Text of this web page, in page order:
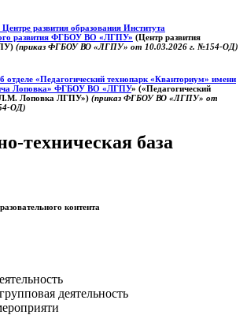
Центре развития образования Института
развития ФГБОУ ВО «ЛГПУ» (Центр развития
(приказ ФГБОУ ВО «ЛГПУ» от 10.03.2026 г. №154-ОД)
«Педагогический технопарк «Кванториум» имени
Лоповка» ФГБОУ ВО «ЛГПУ» («Педагогический
Лоповка ЛГПУ») (приказ ФГБОУ ВО «ЛГПУ» от
ОД)
техническая база
контента
деятельность